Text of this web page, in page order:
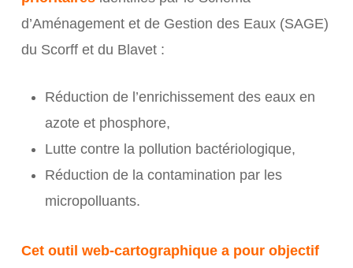
d’Aménagement et de Gestion des Eaux (SAGE)
du Scorff et du Blavet :
Réduction de l’enrichissement des eaux en
azote et phosphore,
Lutte contre la pollution bactériologique,
Réduction de la contamination par les
micropolluants.
Cet outil web-cartographique a pour objectif